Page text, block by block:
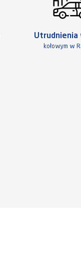
Utrudnienia
kołowym w